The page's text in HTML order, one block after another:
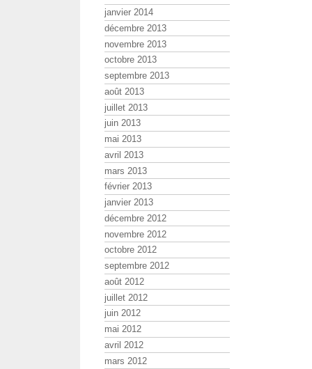
janvier 2014
décembre 2013
novembre 2013
octobre 2013
septembre 2013
août 2013
juillet 2013
juin 2013
mai 2013
avril 2013
mars 2013
février 2013
janvier 2013
décembre 2012
novembre 2012
octobre 2012
septembre 2012
août 2012
juillet 2012
juin 2012
mai 2012
avril 2012
mars 2012